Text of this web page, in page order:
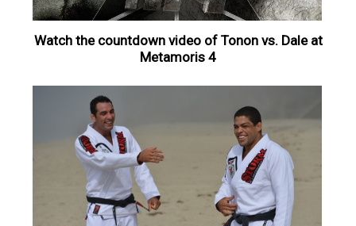
Watch the countdown video of Tonon vs. Dale at
Metamoris 4